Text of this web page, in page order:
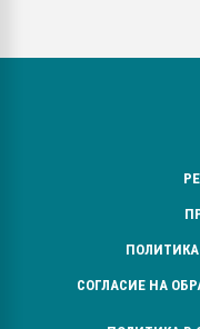
СОГЛАСИЕ НА